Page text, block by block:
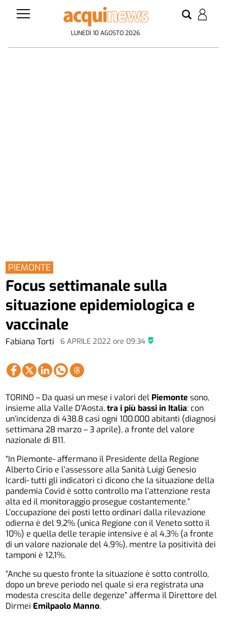
LUNEDÌ 10 AGOSTO 2026
Fabiana Torti 6 APRILE 2022ore 09:34
PIEMONTE
Focus settimanale sulla
situazione epidemiologica e
vaccinale
TORINO – Da quasi un mese i valori del Piemonte sono,
insieme alla Valle D’Aosta,tra i più bassi in Italia: con
un’incidenza di 438.8 casi ogni 100.000 abitanti (diagnosi
settimana 28 marzo – 3 aprile), a fronte del valore
nazionale di 811.
“In Piemonte- affermano il Presidente della Regione
Alberto Cirio e l’assessore alla Sanità Luigi Genesio
Icardi- tutti gli indicatori ci dicono che la situazione della
pandemia Covid è sotto controllo ma l’attenzione resta
alta ed il monitoraggio prosegue costantemente.”
L’occupazione dei posti letto ordinari dalla rilevazione
odierna è del 9,2% (unica Regione con il Veneto sotto il
10%) e quella delle terapie intensive è al 4,3% (a fronte
di un valore nazionale del 4,9%), mentre la positività dei
tamponi è 12,1%.
“Anche su questo fronte la situazione è sotto controllo,
dopo un breve periodo nel quale si era registrata una
modesta crescita delle degenze” afferma il Direttore del
Dirmei Emilpaolo Manno.